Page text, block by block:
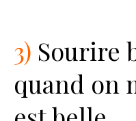
3) Sourire
quand on